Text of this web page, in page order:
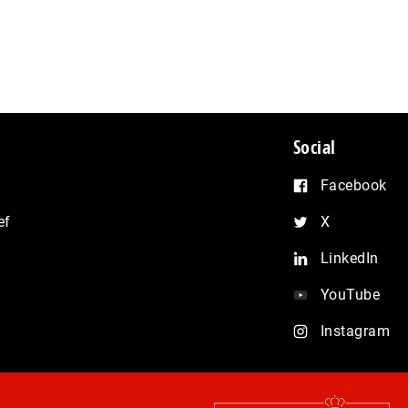
Social
Facebook
X
LinkedIn
YouTube
Instagram